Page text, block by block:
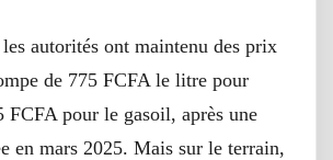
autorités ont maintenu des prix
de 775 FCFA le litre pour
FCFA pour le gasoil, après une
en mars 2025. Mais sur le terrain,